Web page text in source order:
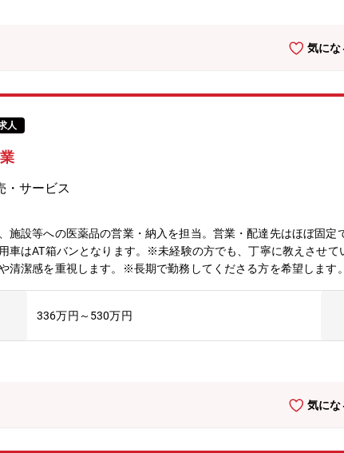
せることができます。◇オーダーメイドとして少量のみ製作し提気にな
人
・サービス
施設等への医薬品の営業・納入を担当。営業・配達先はほぼ固
車はAT箱バンとなります。※未経験の方でも、丁寧に教えさせ
清潔感を重視します。※長期で勤務してくださる方を希望します。
336万円～530万円
気にな